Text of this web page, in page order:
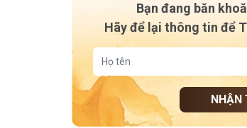
Bạn đang băn
Hãy để lại thông tin để
NHẬN